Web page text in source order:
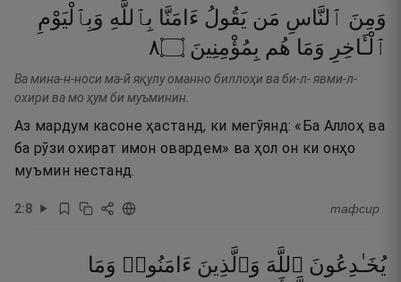
وَمِنَ ٱلنَّاسِ مَن يَقُولُ ءَامَنَّا بِٱللَّهِ وَبِٱلْيَوْمِ
ٱلْـَٔاخِرِ وَمَا هُم بِمُؤْمِنِينَ ۝٨
Ва мина-н-носи ма-й яқулу оманно биллоҳи ва би-л- явми-л-
охири ва мо ҳум би муъминин.
Аз мардум касоне ҳастанд, ки мегӯянд: «Ба Аллоҳ ва
ба рӯзи охират имон овардем» ва ҳол он ки онҳо
муъмин нестанд.
2:8 тафсир
يُخَـٰدِعُونَ ٱللَّهَ وَٱلَّذِينَ ءَامَنُوا۟ وَمَا